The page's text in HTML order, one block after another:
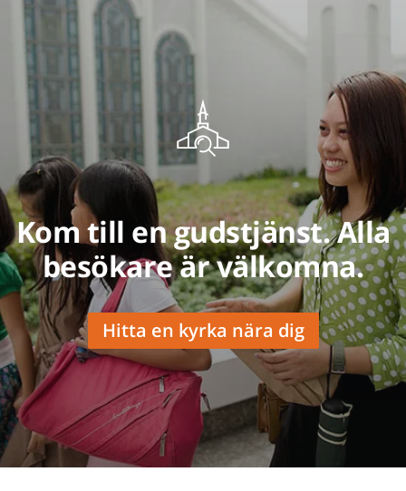
Kom till en gudstjänst. Alla
besökare är välkomna.
Hitta en kyrka nära dig